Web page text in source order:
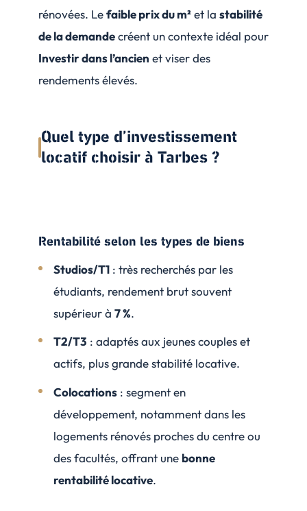
rénovées. Lefaible prix du m²et la stabilité
de la demandecréent un contexte idéal pour
Investir dans l’ancien et viser des
rendements élevés.
Quel type d’investissement
locatif choisir à Tarbes ?
Rentabilité selon les types de biens
Studios/T1 : très recherchés par les
étudiants, rendement brut souvent
supérieur à7 %.
T2/T3 : adaptés aux jeunes couples et
actifs, plus grande stabilité locative.
Colocations : segment en
développement, notamment dans les
logements rénovés proches du centre ou
des facultés, offrant une bonne
rentabilité locative.